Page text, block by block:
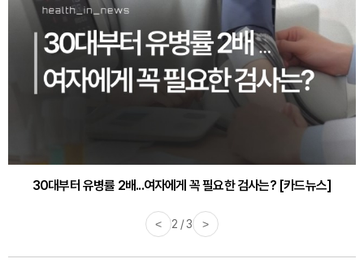
감기·독감 예방하고 면역력 높이는 4가지 영양제 [카드뉴스]
< 3 / 3 >